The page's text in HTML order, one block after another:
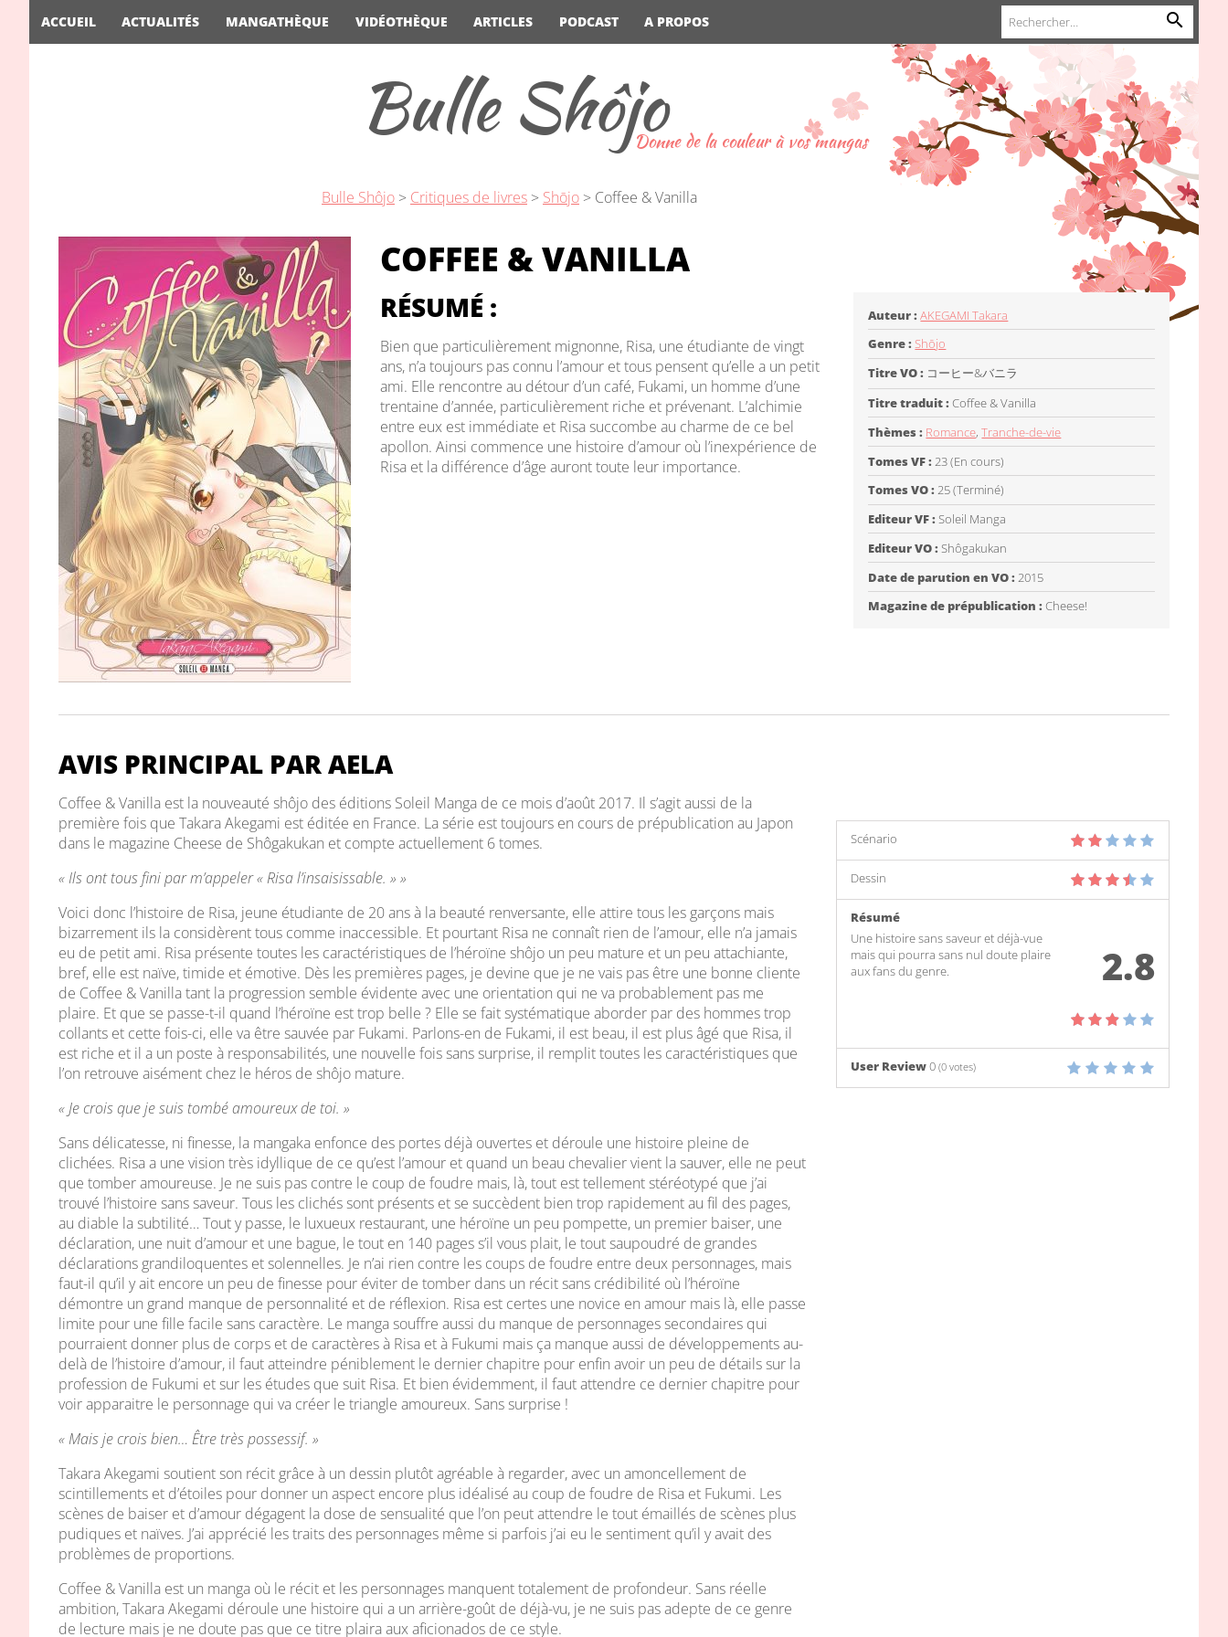
Bulle ShôjoDonne de la couleur à vos mangas
ACCUEIL ACTUALITÉS MANGATHÈQUE VIDÉOTHÈQUE ARTICLES PODCAST A PROPOS
Bulle Shôjo > Critiques de livres > Shōjo > Coffee & Vanilla
COFFEE & VANILLA
RÉSUMÉ :
Bien que particulièrement mignonne, Risa, une étudiante de vingt
ans, n’a toujours pas connu l’amour et tous pensent qu’elle a un petit
ami. Elle rencontre au détour d’un café, Fukami, un homme d’une
trentaine d’année, particulièrement riche et prévenant. L’alchimie
entre eux est immédiate et Risa succombe au charme de ce bel
apollon. Ainsi commence une histoire d’amour où l’inexpérience de
Risa et la différence d’âge auront toute leur importance.
Auteur : AKEGAMI Takara
Genre : Shōjo
Titre VO : コーヒー&バニラ
Titre traduit :Coffee & Vanilla
Thèmes : Romance,Tranche-de-vie
Tomes VF : 23 (En cours)
Tomes VO : 25 (Terminé)
Editeur VF : Soleil Manga
Editeur VO : Shôgakukan
Date de parution en VO : 2015
Magazine de prépublication : Cheese!
AVIS PRINCIPAL PAR AELA
Coffee & Vanilla est la nouveauté shôjo des éditions Soleil Manga de ce mois d’août 2017. Il s’agit aussi de la
première fois que Takara Akegami est éditée en France. La série est toujours en cours de prépublication au Japon
dans le magazine Cheese de Shôgakukan et compte actuellement 6 tomes.
« Ils ont tous fini par m’appeler « Risa l’insaisissable. » »
Voici donc l’histoire de Risa, jeune étudiante de 20 ans à la beauté renversante, elle attire tous les garçons mais
bizarrement ils la considèrent tous comme inaccessible. Et pourtant Risa ne connaît rien de l’amour, elle n’a jamais
eu de petit ami. Risa présente toutes les caractéristiques de l’héroïne shôjo un peu mature et un peu attachiante,
bref, elle est naïve, timide et émotive. Dès les premières pages, je devine que je ne vais pas être une bonne cliente
de Coffee & Vanilla tant la progression semble évidente avec une orientation qui ne va probablement pas me
plaire. Et que se passe-t-il quand l’héroïne est trop belle ? Elle se fait systématique aborder par des hommes trop
collants et cette fois-ci, elle va être sauvée par Fukami. Parlons-en de Fukami, il est beau, il est plus âgé que Risa, il
est riche et il a un poste à responsabilités, une nouvelle fois sans surprise, il remplit toutes les caractéristiques que
l’on retrouve aisément chez le héros de shôjo mature.
« Je crois que je suis tombé amoureux de toi. »
Sans délicatesse, ni finesse, la mangaka enfonce des portes déjà ouvertes et déroule une histoire pleine de
clichées. Risa a une vision très idyllique de ce qu’est l’amour et quand un beau chevalier vient la sauver, elle ne peut
que tomber amoureuse. Je ne suis pas contre le coup de foudre mais, là, tout est tellement stéréotypé que j’ai
trouvé l’histoire sans saveur. Tous les clichés sont présents et se succèdent bien trop rapidement au fil des pages,
au diable la subtilité… Tout y passe, le luxueux restaurant, une héroïne un peu pompette, un premier baiser, une
déclaration, une nuit d’amour et une bague, le tout en 140 pages s’il vous plait, le tout saupoudré de grandes
déclarations grandiloquentes et solennelles. Je n’ai rien contre les coups de foudre entre deux personnages, mais
faut-il qu’il y ait encore un peu de finesse pour éviter de tomber dans un récit sans crédibilité où l’héroïne
démontre un grand manque de personnalité et de réflexion. Risa est certes une novice en amour mais là, elle passe
limite pour une fille facile sans caractère. Le manga souffre aussi du manque de personnages secondaires qui
pourraient donner plus de corps et de caractères à Risa et à Fukumi mais ça manque aussi de développements au-
delà de l’histoire d’amour, il faut atteindre péniblement le dernier chapitre pour enfin avoir un peu de détails sur la
profession de Fukumi et sur les études que suit Risa. Et bien évidemment, il faut attendre ce dernier chapitre pour
voir apparaitre le personnage qui va créer le triangle amoureux. Sans surprise !
« Mais je crois bien… Être très possessif. »
Takara Akegami soutient son récit grâce à un dessin plutôt agréable à regarder, avec un amoncellement de
scintillements et d’étoiles pour donner un aspect encore plus idéalisé au coup de foudre de Risa et Fukumi. Les
scènes de baiser et d’amour dégagent la dose de sensualité que l’on peut attendre le tout émaillés de scènes plus
pudiques et naïves. J’ai apprécié les traits des personnages même si parfois j’ai eu le sentiment qu’il y avait des
problèmes de proportions.
Coffee & Vanilla est un manga où le récit et les personnages manquent totalement de profondeur. Sans réelle
ambition, Takara Akegami déroule une histoire qui a un arrière-goût de déjà-vu, je ne suis pas adepte de ce genre
de lecture mais je ne doute pas que ce titre plaira aux aficionados de ce style.
Scénario
Dessin
2.8
Résumé
Une histoire sans saveur et déjà-vue
mais qui pourra sans nul doute plaire
aux fans du genre.
User Review0 (0 votes)